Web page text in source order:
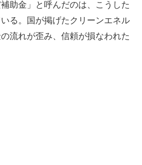
助金」と呼んだのは、こうした
る。国が掲げたクリーンエネル
流れが歪み、信頼が損なわれた